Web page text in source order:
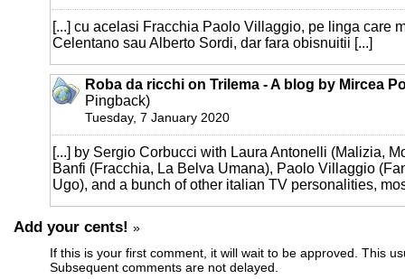
[...] cu acelasi Fracchia Paolo Villaggio, pe linga care
Celentano sau Alberto Sordi, dar fara obisnuitii [...]
Roba da ricchi on Trilema - A blog by Mircea
Pingback)
Tuesday, 7 January 2020
[...] by Sergio Corbucci with Laura Antonelli (Malizia,
Banfi (Fracchia, La Belva Umana), Paolo Villaggio
Ugo), and a bunch of other italian TV personalities,
Add your cents! »
If this is your first comment, it will wait to be approved. This
Subsequent comments are not delayed.